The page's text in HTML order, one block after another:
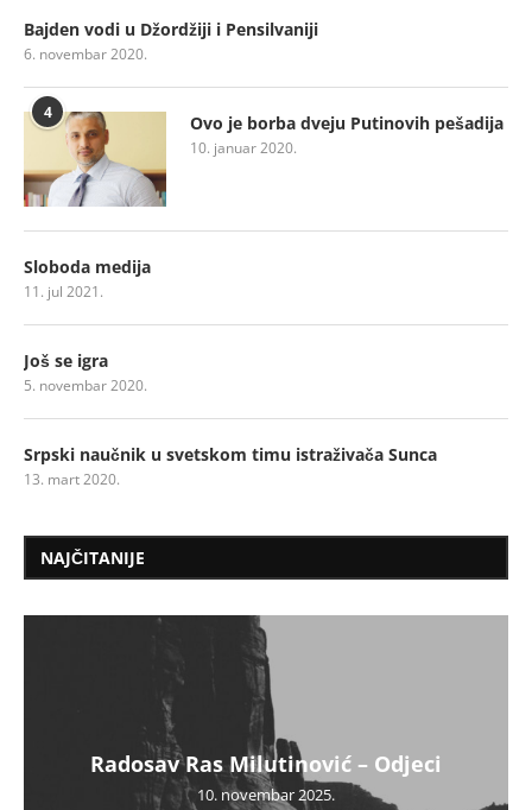
Bajden vodi u Džordžiji i Pensilvaniji
6. novembar 2020.
4 Ovo je borba dveju Putinovih pešadija
10. januar 2020.
Sloboda medija
11. jul 2021.
Još se igra
5. novembar 2020.
Srpski naučnik u svetskom timu istraživača Sunca
13. mart 2020.
NAJČITANIJE
Radosav Ras Milutinović – Odjeci
10. novembar 2025.